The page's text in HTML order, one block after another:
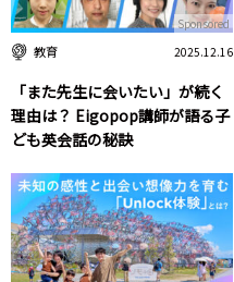
教育 2025.12.16
「また先生に会いたい」が続く
理由は？ Eigopop講師が語る子
ども英会話の秘訣
Sponsored